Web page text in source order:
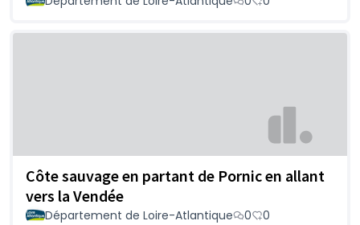
Côte sauvage en partant de Pornic en allant
vers la Vendée
Département de Loire-Atlantique 0 0